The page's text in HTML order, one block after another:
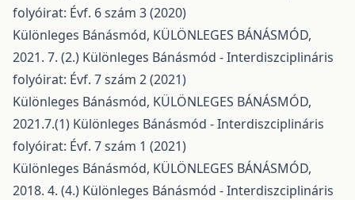
folyóirat: Évf. 6 szám 3 (2020)
Különleges Bánásmód, KÜLÖNLEGES BÁNÁSMÓD,
2021. 7. (2.) Különleges Bánásmód - Interdiszciplináris
folyóirat: Évf. 7 szám 2 (2021)
Különleges Bánásmód, KÜLÖNLEGES BÁNÁSMÓD,
2021.7.(1) Különleges Bánásmód - Interdiszciplináris
folyóirat: Évf. 7 szám 1 (2021)
Különleges Bánásmód, KÜLÖNLEGES BÁNÁSMÓD,
2018. 4. (4.) Különleges Bánásmód - Interdiszciplináris